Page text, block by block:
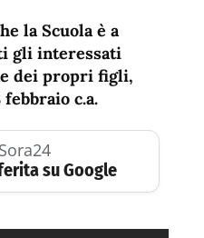
la Scuola è a
gli interessati
dei propri figli,
febbraio c.a.
su Google